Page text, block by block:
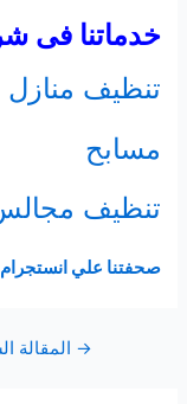
خدماتنا فى
تنظيف منازل
مسابح
تنظيف
صحفتنا علي انستجرام
Post
→ المقالة